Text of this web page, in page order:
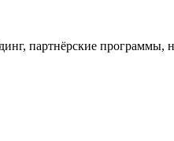
партнёрские программы,